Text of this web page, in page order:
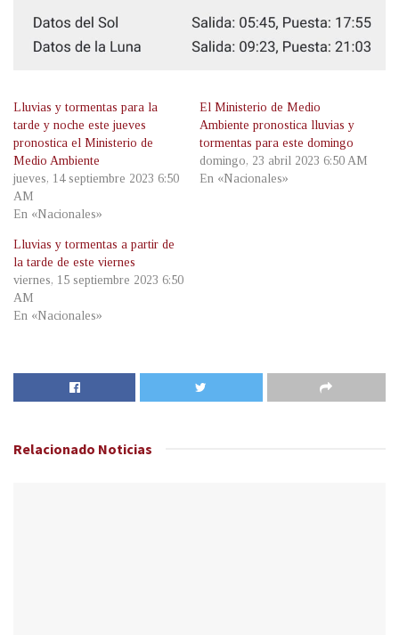
Lluvias y tormentas para la
tarde y noche este jueves
pronostica el Ministerio de
Medio Ambiente
jueves, 14 septiembre 2023 6:50
AM
En «Nacionales»
El Ministerio de Medio
Ambiente pronostica lluvias y
tormentas para este domingo
domingo, 23 abril 2023 6:50 AM
En «Nacionales»
Lluvias y tormentas a partir de
la tarde de este viernes
viernes, 15 septiembre 2023 6:50
AM
En «Nacionales»
Relacionado Noticias